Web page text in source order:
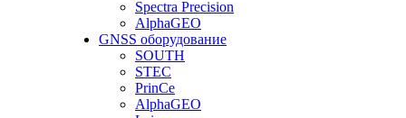
Spectra Precision
AlphaGEO
GNSS оборудование
SOUTH
STEC
PrinCe
AlphaGEO